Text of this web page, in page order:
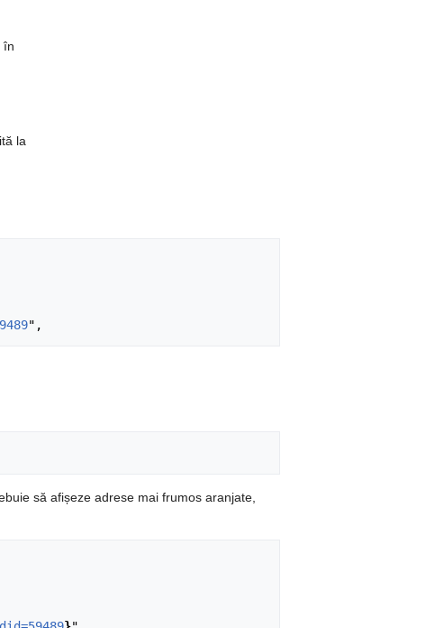
în
la
să afișeze adrese mai frumos aranjate,